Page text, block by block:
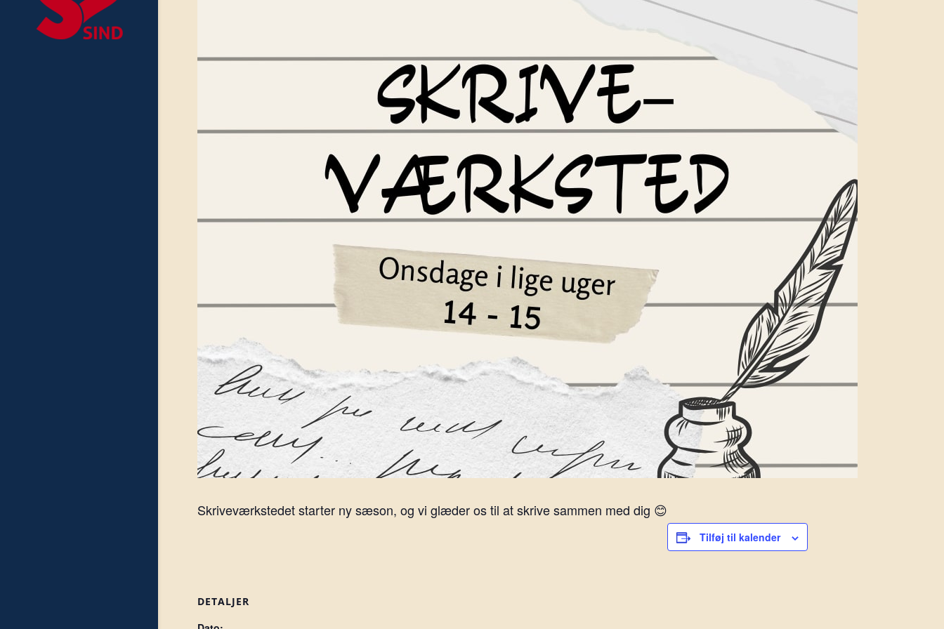
Skriveværkstedet starter ny sæson, og vi glæder os til at skrive sammen med dig 😊
Tilføj til kalender
DETALJER